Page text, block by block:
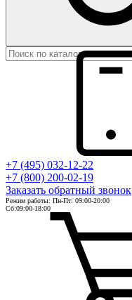
+7 (495) 032-12-22
+7 (800) 200-02-19
Заказать обратный звонок
Режим работы: Пн-Пт: 09:00-20:00
Сб:09:00-18:00